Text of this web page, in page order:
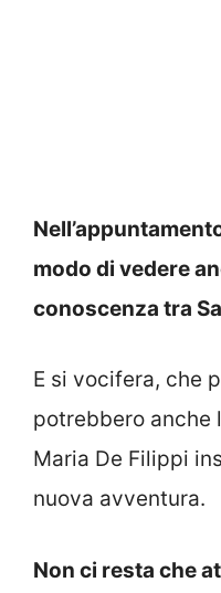
modo di vedere
conoscenza tra
E si vocifera, che
potrebbero anche
Maria De Filippi
nuova avventura.
Non ci resta che